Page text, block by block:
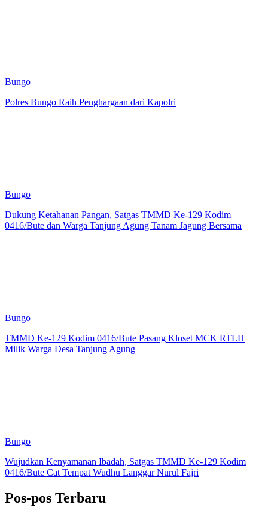
Bungo
Polres Bungo Raih Penghargaan dari Kapolri
Bungo
Dukung Ketahanan Pangan, Satgas TMMD Ke-129 Kodim
0416/Bute dan Warga Tanjung Agung Tanam Jagung Bersama
Bungo
TMMD Ke-129 Kodim 0416/Bute Pasang Kloset MCK RTLH
Milik Warga Desa Tanjung Agung
Bungo
Wujudkan Kenyamanan Ibadah, Satgas TMMD Ke-129 Kodim
0416/Bute Cat Tempat Wudhu Langgar Nurul Fajri
Pos-pos Terbaru